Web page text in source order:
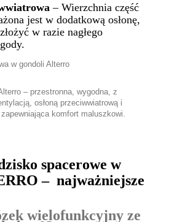
– Wierzchnia część
jest w dodatkową osłonę,
w razie nagłego
w gondoli Alterro
spacerowe w
– najważniejsze